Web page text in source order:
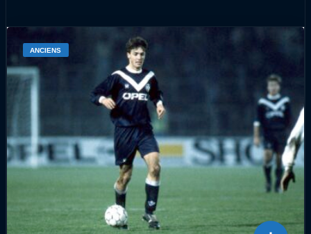
ANCIENS